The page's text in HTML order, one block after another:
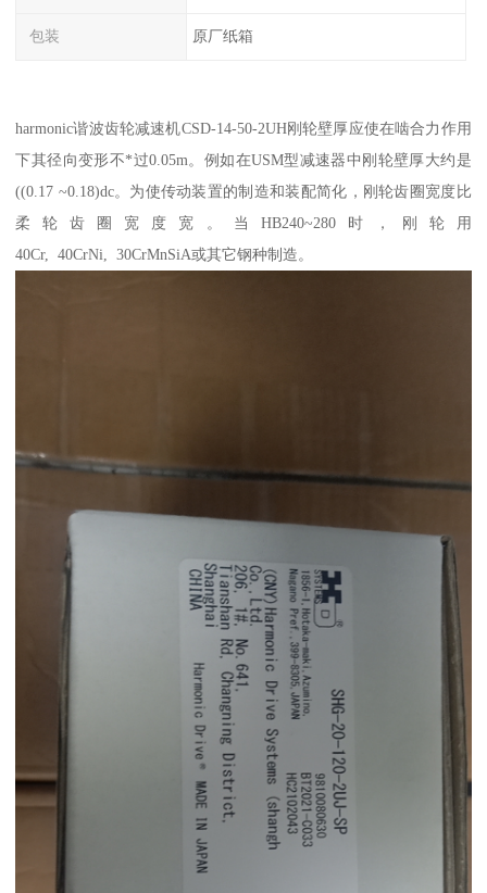
包装 原厂纸箱
harmonic谐波齿轮减速机CSD-14-50-2UH刚轮壁厚应使在啮合力作用
下其径向变形不*过0.05m。例如在USM型减速器中刚轮壁厚大约是
((0.17 ~0.18)dc。为使传动装置的制造和装配简化，刚轮齿圈宽度比
柔轮齿圈宽度宽。当HB240~280时，刚轮用
40Cr, 40CrNi, 30CrMnSiA或其它钢种制造。